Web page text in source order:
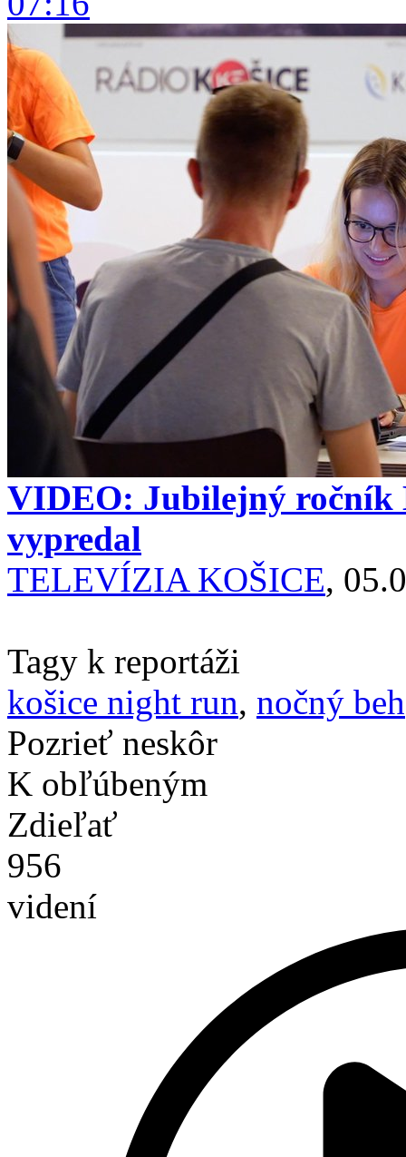
VIDEO: Jubilejný ročník
vypredal
TELEVÍZIA KOŠICE,
Tagy k reportáži
košice night run, nočný beh
Pozrieť neskôr
K obľúbeným
Zdieľať
956
videní